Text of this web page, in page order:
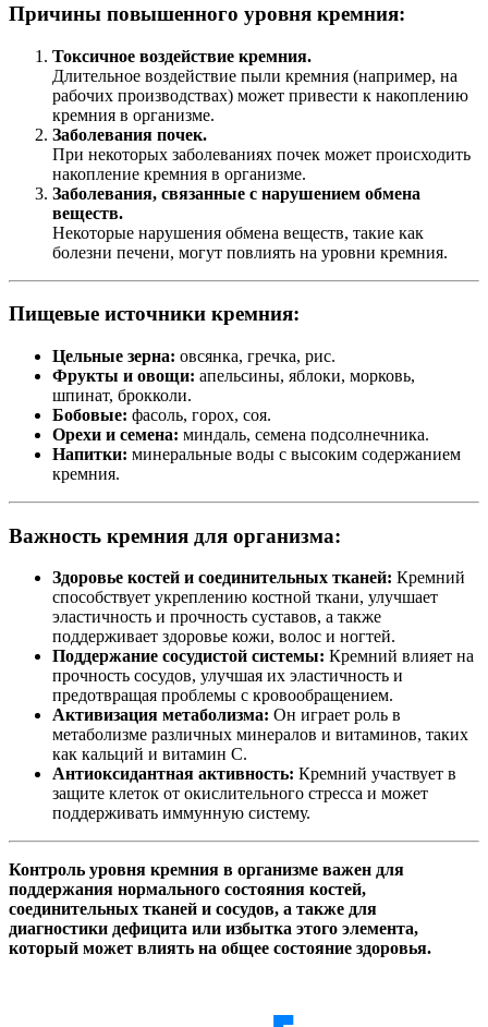
Причины повышенного уровня кремния:
Токсичное воздействие кремния.
Длительное воздействие пыли кремния (например, на
рабочих производствах) может привести к накоплению
кремния в организме.
Заболевания почек.
При некоторых заболеваниях почек может происходить
накопление кремния в организме.
Заболевания, связанные с нарушением обмена
веществ.
Некоторые нарушения обмена веществ, такие как
болезни печени, могут повлиять на уровни кремния.
Пищевые источники кремния:
Цельные зерна: овсянка, гречка, рис.
Фрукты и овощи: апельсины, яблоки, морковь,
шпинат, брокколи.
Бобовые: фасоль, горох, соя.
Орехи и семена: миндаль, семена подсолнечника.
Напитки: минеральные воды с высоким содержанием
кремния.
Важность кремния для организма:
Здоровье костей и соединительных тканей: Кремний
способствует укреплению костной ткани, улучшает
эластичность и прочность суставов, а также
поддерживает здоровье кожи, волос и ногтей.
Поддержание сосудистой системы: Кремний влияет на
прочность сосудов, улучшая их эластичность и
предотвращая проблемы с кровообращением.
Активизация метаболизма: Он играет роль в
метаболизме различных минералов и витаминов, таких
как кальций и витамин C.
Антиоксидантная активность: Кремний участвует в
защите клеток от окислительного стресса и может
поддерживать иммунную систему.
Контроль уровня кремния в организме важен для
поддержания нормального состояния костей,
соединительных тканей и сосудов, а также для
диагностики дефицита или избытка этого элемента,
который может влиять на общее состояние здоровья.